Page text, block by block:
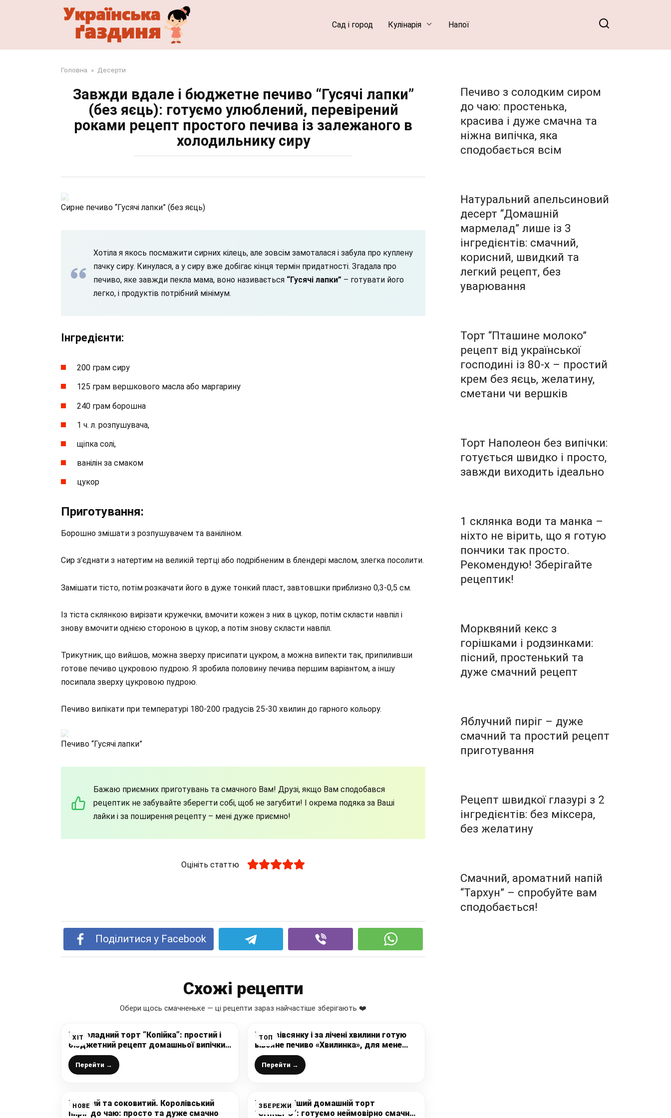
Сад і город Кулінарія Напої
Головна » Десерти
Завжди вдале і бюджетне печиво “Гусячі лапки”
(без яєць): готуємо улюблений, перевірений
роками рецепт простого печива із залежаного в
холодильнику сиру
Сирне печиво “Гусячі лапки” (без яєць)
Хотіла я якось посмажити сирних кілець, але зовсім замоталася і забула про куплену
пачку сиру. Кинулася, а у сиру вже добігає кінця термін придатності. Згадала про
печиво, яке завжди пекла мама, воно називається “Гусячі лапки” – готувати його
легко, і продуктів потрібний мінімум.
Інгредієнти:
200 грам сиру
125 грам вершкового масла або маргарину
240 грам борошна
1 ч. л. розпушувача,
щіпка солі,
ванілін за смаком
цукор
Приготування:
Борошно змішати з розпушувачем та ваніліном.
Сир з’єднати з натертим на великій тертці або подрібненим в блендері маслом, злегка посолити.
Замішати тісто, потім розкачати його в дуже тонкий пласт, завтовшки приблизно 0,3-0,5 см.
Із тіста склянкою вирізати кружечки, вмочити кожен з них в цукор, потім скласти навпіл і
знову вмочити однією стороною в цукор, а потім знову скласти навпіл.
Трикутник, що вийшов, можна зверху присипати цукром, а можна випекти так, припиливши
готове печиво цукровою пудрою. Я зробила половину печива першим варіантом, а іншу
посипала зверху цукровою пудрою.
Печиво випікати при температурі 180-200 градусів 25-30 хвилин до гарного кольору.
Печиво “Гусячі лапки”
Бажаю приємних приготувань та смачного Вам! Друзі, якщо Вам сподобався
рецептик не забувайте зберегти собі, щоб не загубити! І окрема подяка за Ваші
лайки і за поширення рецепту – мені дуже приємно!
Оцініть статтю
Поділитися у Facebook
Схожі рецепти
Обери щось смачненьке — ці рецепти зараз найчастіше зберігають ❤️
ХІТ
Шоколадний торт “Копійка”: простий і
бюджетний рецепт домашньої випічки
до чаю, без яєць, вершкового масла,
молока. Пісний торт
Перейти →
ТОП
Беру вівсянку і за лічені хвилини готую
вівсяне печиво «Хвилинка», для мене
такий рецепт знахідка
Перейти →
НОВЕ
Великий та соковитий. Королівський
пиріг до чаю: просто та дуже смачно
ЗБЕРЕЖИ
Найсмачніший домашній торт
“СНІКЕРС”: готуємо неймовірно смачну
Печиво з солодким сиром
до чаю: простенька,
красива і дуже смачна та
ніжна випічка, яка
сподобається всім
Натуральний апельсиновий
десерт “Домашній
мармелад” лише із 3
інгредієнтів: смачний,
корисний, швидкий та
легкий рецепт, без
уварювання
Торт “Пташине молоко”
рецепт від української
господині із 80-х – простий
крем без яєць, желатину,
сметани чи вершків
Торт Наполеон без випічки:
готується швидко і просто,
завжди виходить ідеально
1 склянка води та манка –
ніхто не вірить, що я готую
пончики так просто.
Рекомендую! Зберігайте
рецептик!
Морквяний кекс з
горішками і родзинками:
пісний, простенький та
дуже смачний рецепт
Яблучний пиріг – дуже
смачний та простий рецепт
приготування
Рецепт швидкої глазурі з 2
інгредієнтів: без міксера,
без желатину
Смачний, ароматний напій
“Тархун” – спробуйте вам
сподобається!